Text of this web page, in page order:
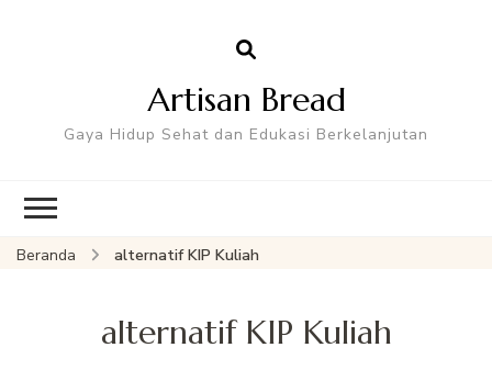
Artisan Bread
Gaya Hidup Sehat dan Edukasi Berkelanjutan
Beranda alternatif KIP Kuliah
alternatif KIP Kuliah